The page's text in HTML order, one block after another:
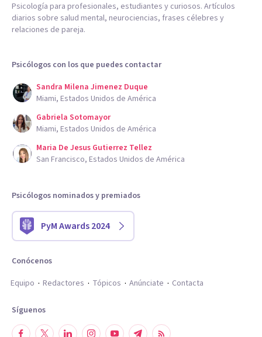
Psicología para profesionales, estudiantes y curiosos. Artículos
diarios sobre salud mental, neurociencias, frases célebres y
relaciones de pareja.
Psicólogos con los que puedes contactar
Sandra Milena Jimenez Duque
Miami, Estados Unidos de América
Gabriela Sotomayor
Miami, Estados Unidos de América
Maria De Jesus Gutierrez Tellez
San Francisco, Estados Unidos de América
Psicólogos nominados y premiados
PyM Awards 2024
Conócenos
Equipo
Redactores Tópicos Anúnciate Contacta
Síguenos